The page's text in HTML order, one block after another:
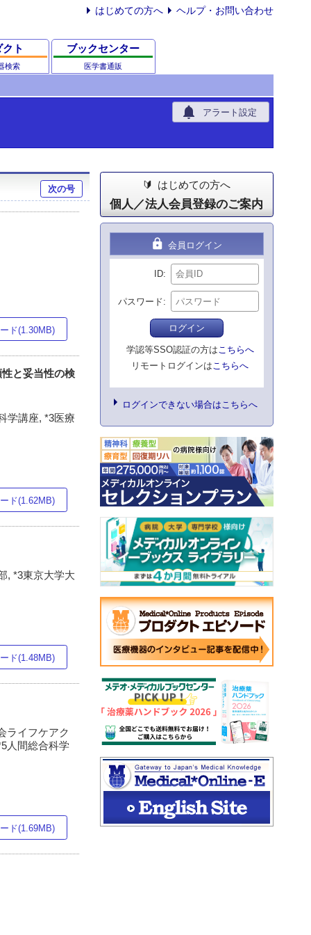
はじめての方へ ヘルプ・お問い合わせ
ト
検索
ブックセンター
医学書通販
notifications アラート設定
次の号
ド(1.30MB)
と妥当性の検
学講座, *3医療
ド(1.62MB)
, *3東京大学大
ド(1.48MB)
ライフケアク
人間総合科学
ド(1.69MB)
はじめての方へ
個人／法人会員登録のご案内
lock 会員ログイン
ID
パスワード
ログイン
学認等SSO認証の方はこちらへ
リモートログインはこちらへ
ログインできない場合はこちらへ